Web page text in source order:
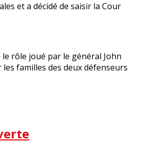
et a décidé de saisir la Cour
rôle joué par le général John
familles des deux défenseurs